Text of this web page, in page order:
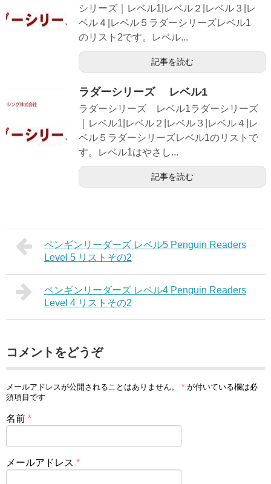
シリーズ｜レベル1|レベル２|レベル３|レ
ベル４|レベル５ラダーシリーズレベル1
のリスト2です。レベル...
記事を読む
ラダーシリーズ レベル1
ラダーシリーズ レベル1ラダーシリーズ
｜レベル1|レベル２|レベル３|レベル４|レ
ベル５ラダーシリーズレベル1のリストで
す。レベル1はやさし...
記事を読む
ペンギンリーダーズ レベル5 Penguin Readers
Level 5 リストその2
ペンギンリーダーズ レベル4 Penguin Readers
Level 4 リストその2
コメントをどうぞ
メールアドレスが公開されることはありません。 * が付いている欄は必
須項目です
名前 *
メールアドレス *